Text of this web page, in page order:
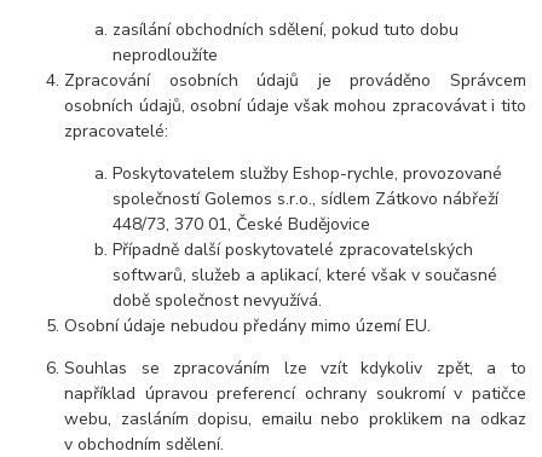
zasílání obchodních sdělení, pokud tuto dobu
neprodloužíte
Zpracování osobních údajů je prováděno Správcem
osobních údajů, osobní údaje však mohou zpracovávat i tito
zpracovatelé:
Poskytovatelem služby Eshop-rychle, provozované
společností Golemos s.r.o., sídlem Zátkovo nábřeží
448/73, 370 01, České Budějovice
Případně další poskytovatelé zpracovatelských
softwarů, služeb a aplikací, které však v současné
době společnost nevyužívá.
Osobní údaje nebudou předány mimo území EU.
Souhlas se zpracováním lze vzít kdykoliv zpět, a to
například úpravou preferencí ochrany soukromí v patičce
webu, zasláním dopisu, emailu nebo proklikem na odkaz
v obchodním sdělení.